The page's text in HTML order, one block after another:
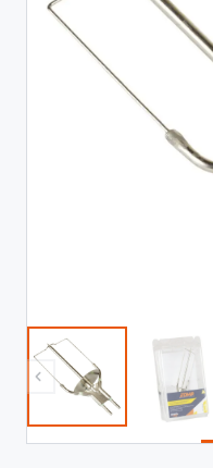
Yritys
Yhteystiedot